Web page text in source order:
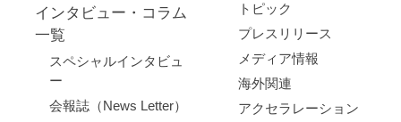
インタビュー・コラム
一覧
スペシャルインタビュ
ー
会報誌（News Letter）
トピック
プレスリリース
メディア情報
海外関連
アクセラレーション